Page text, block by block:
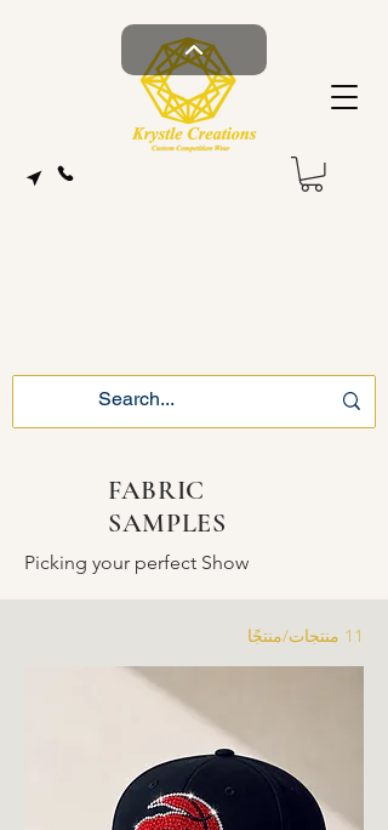
FABRIC
SAMPLES
Picking your perfect Show
11 منتجات/منتجًا